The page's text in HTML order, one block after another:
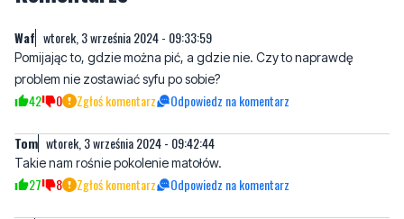
42 0 Zgłoś komentarz Odpowiedz na komentarz
Tom wtorek, 3 września 2024 - 09:42:44
Takie nam rośnie pokolenie matołów.
bro wtorek, 3 września 2024 - 09:46:07
Polska "yntelygenta" młodzież :D na filmikach tt pewnie oglądali, że